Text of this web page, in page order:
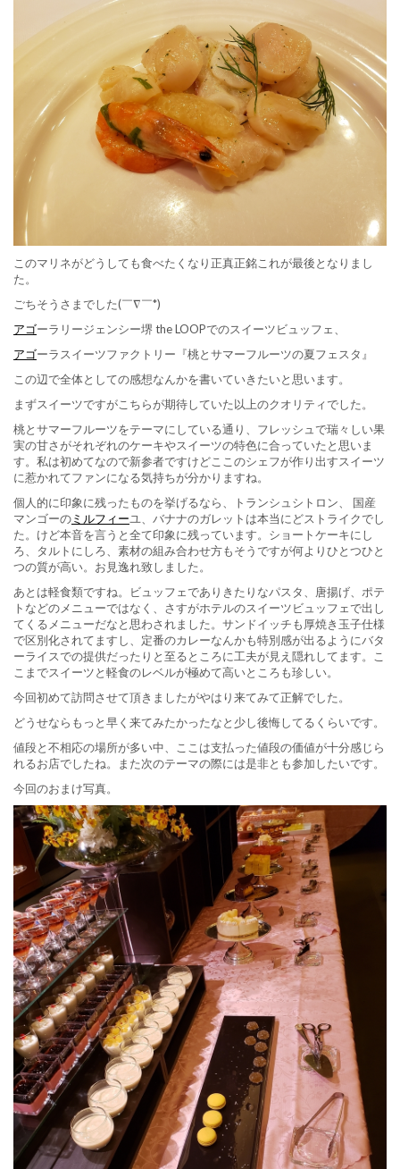
このマリネがどうしても食べたくなり正真正銘これが最後となりまし
た。
ごちそうさまでした(￣∇￣*)ゞ
アゴーラリージェンシー堺 the LOOPでのスイーツビュッフェ、
アゴーラスイーツファクトリー『桃とサマーフルーツの夏フェスタ』
この辺で全体としての感想なんかを書いていきたいと思います。
まずスイーツですがこちらが期待していた以上のクオリティでした。
桃とサマーフルーツをテーマにしている通り、フレッシュで瑞々しい果
実の甘さがそれぞれのケーキやスイーツの特色に合っていたと思いま
す。私は初めてなので新参者ですけどここのシェフが作り出すスイーツ
に惹かれてファンになる気持ちが分かりますね。
個人的に印象に残ったものを挙げるなら、トランシュシトロン、 国産
マンゴーのミルフィーユ、バナナのガレットは本当にどストライクでし
た。けど本音を言うと全て印象に残っています。ショートケーキにし
ろ、タルトにしろ、素材の組み合わせ方もそうですが何よりひとつひと
つの質が高い。お見逸れ致しました。
あとは軽食類ですね。ビュッフェでありきたりなパスタ、唐揚げ、ポテ
トなどのメニューではなく、さすがホテルのスイーツビュッフェで出し
てくるメニューだなと思わされました。サンドイッチも厚焼き玉子仕様
で区別化されてますし、定番のカレーなんかも特別感が出るようにバタ
ーライスでの提供だったりと至るところに工夫が見え隠れしてます。こ
こまでスイーツと軽食のレベルが極めて高いところも珍しい。
今回初めて訪問させて頂きましたがやはり来てみて正解でした。
どうせならもっと早く来てみたかったなと少し後悔してるくらいです。
値段と不相応の場所が多い中、ここは支払った値段の価値が十分感じら
れるお店でしたね。また次のテーマの際には是非とも参加したいです。
今回のおまけ写真。